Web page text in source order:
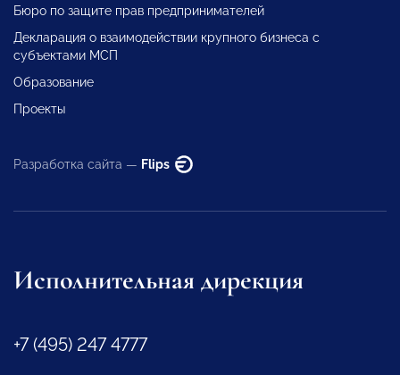
Бюро по защите прав предпринимателей
Декларация о взаимодействии крупного бизнеса с
субъектами МСП
Образование
Проекты
Разработка сайта — Flips
Исполнительная дирекция
+7 (495) 247 4777